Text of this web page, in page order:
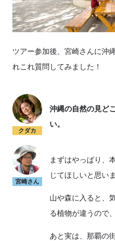
ツアー参加後、宮崎さんに沖
れこれ質問してみました！
クダカ
沖縄の自然の見ど
い。
宮崎さん
まずはやっぱり、
じてほしいと思いま
山や森に入ると、
る植物が違うので
あと実は、那覇の